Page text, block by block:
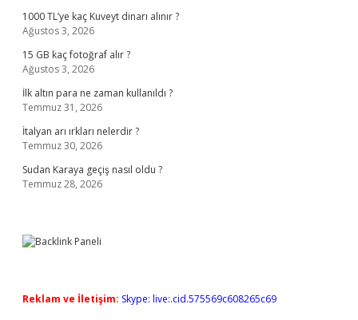
1000 TL’ye kaç Kuveyt dinarı alınır ?
Ağustos 3, 2026
15 GB kaç fotoğraf alır ?
Ağustos 3, 2026
İlk altın para ne zaman kullanıldı ?
Temmuz 31, 2026
İtalyan arı ırkları nelerdir ?
Temmuz 30, 2026
Sudan Karaya geçiş nasıl oldu ?
Temmuz 28, 2026
Reklam ve İletişim: Skype: live:.cid.575569c608265c69